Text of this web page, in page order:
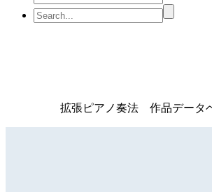
拡張ピアノ奏法 作品データ